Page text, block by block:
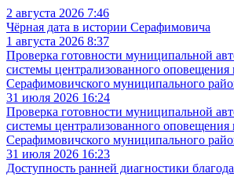
2 августа 2026 7:46
Чёрная дата в истории Серафимовича
1 августа 2026 8:37
Проверка готовности муниципальной
системы централизованного оповещения
Серафимовичского муниципального
31 июля 2026 16:24
Проверка готовности муниципальной
системы централизованного оповещения
Серафимовичского муниципального
31 июля 2026 16:23
Доступность ранней диагностики